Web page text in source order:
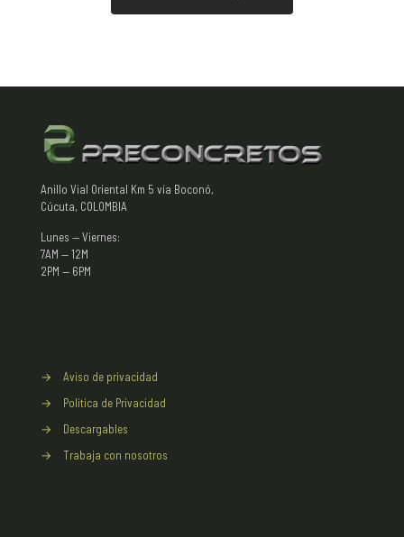
Anillo Vial Oriental Km 5 vía Boconó,
Cúcuta, COLOMBIA
Lunes — Viernes:
7AM — 12M
2PM — 6PM
→
Aviso de privacidad
→
Politica de Privacidad
→
Descargables
→
Trabaja con nosotros